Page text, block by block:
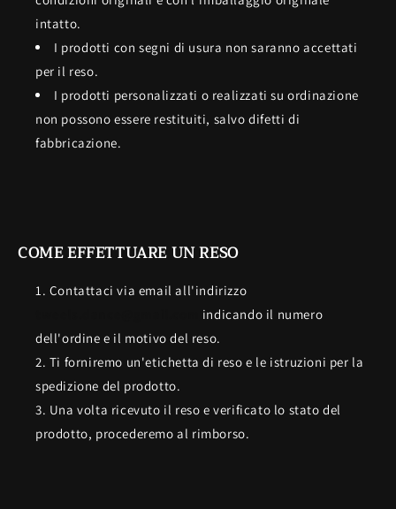
intatto.
I prodotti con segni di usura non saranno accettati
per il reso.
I prodotti personalizzati o realizzati su ordinazione
non possono essere restituiti, salvo difetti di
fabbricazione.
COME EFFETTUARE UN RESO
Contattaci via email all'indirizzo
indicando il numero
dell'ordine e il motivo del reso.
Ti forniremo un'etichetta di reso e le istruzioni per la
spedizione del prodotto.
Una volta ricevuto il reso e verificato lo stato del
prodotto, procederemo al rimborso.